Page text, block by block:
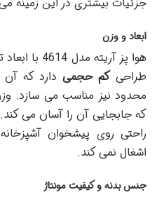
ابعاد و وزن
طراحیکم حجمی دارد که
که جابجایی آن را آسان می
راحتی روی پیشخوان
اشغال نمی کند.
جنس بدنه و کیفیت مونتاژ